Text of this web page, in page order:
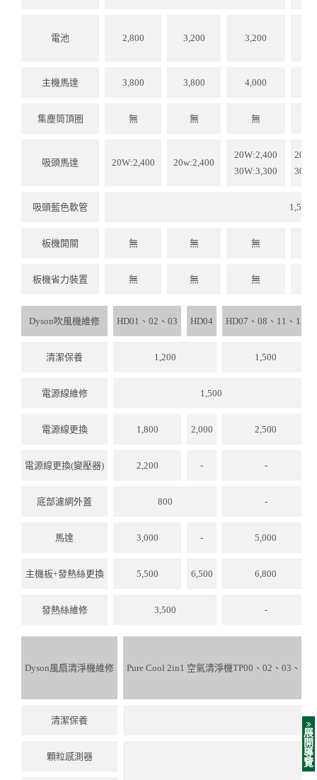
電池 2,800 3,200 3,200
主機馬達 3,800 3,800 4,000
集塵筒頂圈 無 無 無
吸頭馬達 20W:2,400 20w:2,400
20W:2,400
30W:3,300
吸頭藍色軟管 1,500
板機開關 無 無 無
板機省力裝置 無 無 無
Dyson吹風機維修 HD01、02、03 HD04 HD07、08、11、12
清潔保養 1,200 1,500
電源線維修 1,500
電源線更換 1,800 2,000 2,500
電源線更換(變壓器) 2,200 - -
底部濾網外蓋 800 -
馬達 3,000 - 5,000
主機板+發熱絲更換 5,500 6,500 6,800
發熱絲維修 3,500 -
Dyson風扇清淨機維修 Pure Cool 2in1 空氣清淨機TP00、02、03、
清潔保養
顆粒感測器
展
開
導
覽